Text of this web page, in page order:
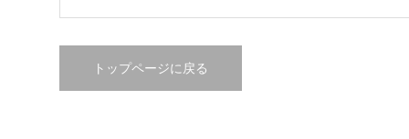
トップページに戻る